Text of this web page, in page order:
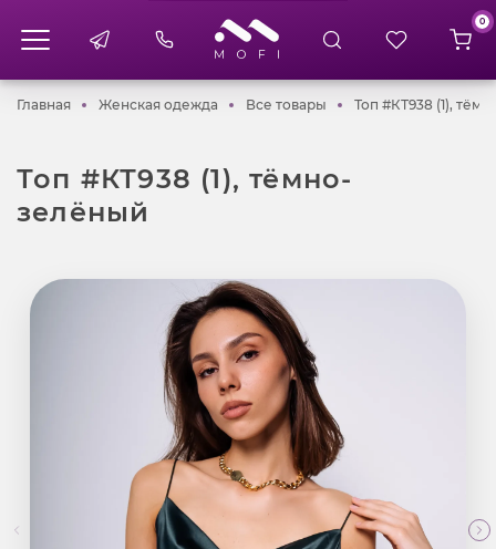
0
ГлавнаяГлавнаяЖенская одежда Женская одежда
Все товары Все товары
Топ #КТ938 (1),
Топ #КТ938 (1), тёмно-
зелёный